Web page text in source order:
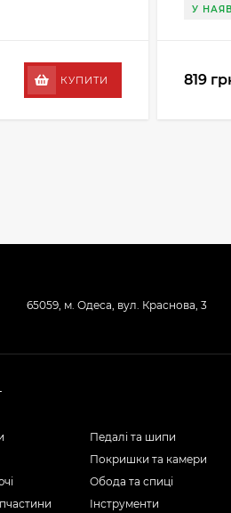
КУПИТИ
У
819
65059, м. Одеса, вул. Краснова, 3
Педалі та шипи
Покришки та камери
Обода та спиці
Інструменти